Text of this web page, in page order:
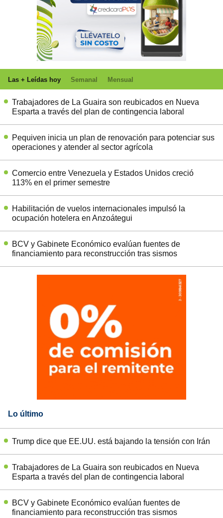
Las + Leídas hoy Semanal Mensual
Trabajadores de La Guaira son reubicados en Nueva
Esparta a través del plan de contingencia laboral
Pequiven inicia un plan de renovación para potenciar sus
operaciones y atender al sector agrícola
Comercio entre Venezuela y Estados Unidos creció
113% en el primer semestre
Habilitación de vuelos internacionales impulsó la
ocupación hotelera en Anzoátegui
BCV y Gabinete Económico evalúan fuentes de
financiamiento para reconstrucción tras sismos
Lo último
Trump dice que EE.UU. está bajando la tensión con Irán
Trabajadores de La Guaira son reubicados en Nueva
Esparta a través del plan de contingencia laboral
BCV y Gabinete Económico evalúan fuentes de
financiamiento para reconstrucción tras sismos